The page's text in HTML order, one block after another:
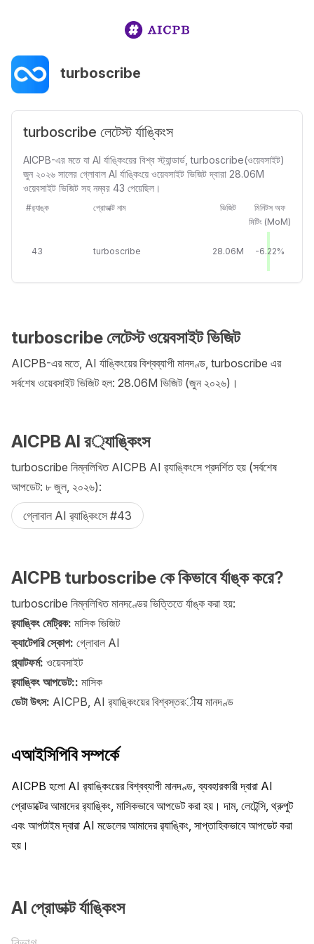
turboscribe
turboscribe লেটেস্ট র্যাঙ্কিংস
AICPB-এর মতে যা AI র্যাঙ্কিংয়ের বিশ্ব স্ট্যান্ডার্ড, turboscribe(ওয়েবসাইট)
জুন ২০২৬ সালের গ্লোবাল AI র্যাঙ্কিংয়ে ওয়েবসাইট ভিজিট দ্বারা 28.06M
ওয়েবসাইট ভিজিট সহ নম্বর 43 পেয়েছিল।
#র‍্যাঙ্ক প্রোডাক্ট নাম ভিজিট
মিনিটস অফ
মিটিং (MoM)
43 turboscribe 28.06M -6.22%
turboscribe লেটেস্ট ওয়েবসাইট ভিজিট
AICPB-এর মতে, AI র্যাঙ্কিংয়ের বিশ্বব্যাপী মানদণ্ড, turboscribe এর
সর্বশেষ ওয়েবসাইট ভিজিট হল: 28.06M ভিজিট (জুন ২০২৬)।
AICPB AI র‌‍্যাঙ্কিংস
turboscribe নিম্নলিখিত AICPB AI র‌্যাঙ্কিংসে প্রদর্শিত হয় (সর্বশেষ
আপডেট: ৮ জুল, ২০২৬):
গ্লোবাল AI র‍্যাঙ্কিংসে #43
AICPB turboscribe কে কিভাবে র্যাঙ্ক করে?
turboscribe নিম্নলিখিত মানদণ্ডের ভিত্তিতে র্যাঙ্ক করা হয়:
র‍্যাঙ্কিং মেট্রিক: মাসিক ভিজিট
ক্যাটেগরি স্কোপ: গ্লোবাল AI
প্ল্যাটফর্ম: ওয়েবসাইট
র‍্যাঙ্কিং আপডেট:: মাসিক
ডেটা উৎস: AICPB, AI র‍্যাঙ্কিংয়ের বিশ্বস্তরीय মানদণ্ড
এআইসিপিবি সম্পর্কে
AICPB হলো AI র‍্যাঙ্কিংয়ের বিশ্বব্যাপী মানদণ্ড, ব্যবহারকারী দ্বারা AI
প্রোডাক্টের আমাদের র‍্যাঙ্কিং, মাসিকভাবে আপডেট করা হয়। দাম, লেটেন্সি, থ্রুপুট
এবং আপটাইম দ্বারা AI মডেলের আমাদের র‍্যাঙ্কিং, সাপ্তাহিকভাবে আপডেট করা
হয়।
AI প্রোডাক্ট র্যাঙ্কিংস